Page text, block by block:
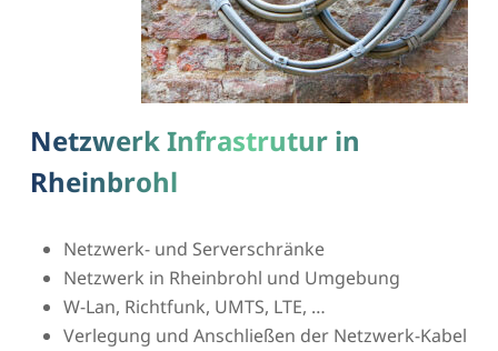
Netzwerk Infrastrutur in
Rheinbrohl
Netzwerk- und Serverschränke
Netzwerk in Rheinbrohl und Umgebung
W-Lan, Richtfunk, UMTS, LTE, …
Verlegung und Anschließen der Netzwerk-Kabel